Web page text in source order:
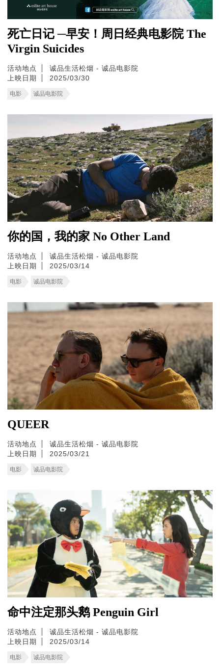
死亡日记 ─早安！周日经典电影院 The
Virgin Suicides
活动地点
诚品生活松烟 - 诚品电影院
上映日期
2025/03/30
电影 诚品电影院
你的国，我的家 No Other Land
活动地点
诚品生活松烟 - 诚品电影院
上映日期
2025/03/14
电影 诚品电影院
QUEER
活动地点
诚品生活松烟 - 诚品电影院
上映日期
2025/03/21
电影 诚品电影院
命中注定那头鹅 Penguin Girl
活动地点
诚品生活松烟 - 诚品电影院
上映日期
2025/03/14
电影 诚品电影院